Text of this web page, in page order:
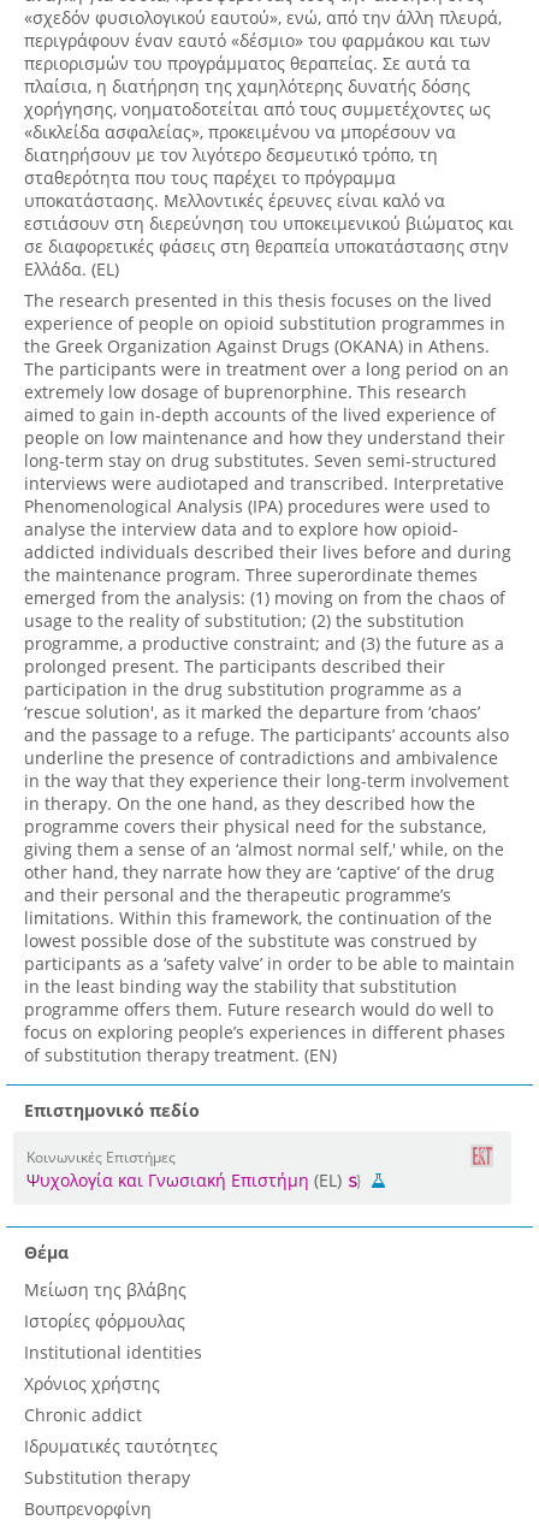
«σχεδόν φυσιολογικού εαυτού», ενώ, από την άλλη πλευρά,
περιγράφουν έναν εαυτό «δέσμιο» του φαρμάκου και των
περιορισμών του προγράμματος θεραπείας. Σε αυτά τα
πλαίσια, η διατήρηση της χαμηλότερης δυνατής δόσης
χορήγησης, νοηματοδοτείται από τους συμμετέχοντες ως
«δικλείδα ασφαλείας», προκειμένου να μπορέσουν να
διατηρήσουν με τον λιγότερο δεσμευτικό τρόπο, τη
σταθερότητα που τους παρέχει το πρόγραμμα
υποκατάστασης. Μελλοντικές έρευνες είναι καλό να
εστιάσουν στη διερεύνηση του υποκειμενικού βιώματος και
σε διαφορετικές φάσεις στη θεραπεία υποκατάστασης στην
Ελλάδα. (EL)
The research presented in this thesis focuses on the lived
experience of people on opioid substitution programmes in
the Greek Organization Against Drugs (OKANA) in Athens.
The participants were in treatment over a long period on an
extremely low dosage of buprenorphine. This research
aimed to gain in-depth accounts of the lived experience of
people on low maintenance and how they understand their
long-term stay on drug substitutes. Seven semi-structured
interviews were audiotaped and transcribed. Interpretative
Phenomenological Analysis (IPA) procedures were used to
analyse the interview data and to explore how opioid-
addicted individuals described their lives before and during
the maintenance program. Three superordinate themes
emerged from the analysis: (1) moving on from the chaos of
usage to the reality of substitution; (2) the substitution
programme, a productive constraint; and (3) the future as a
prolonged present. The participants described their
participation in the drug substitution programme as a
‘rescue solution', as it marked the departure from ‘chaos’
and the passage to a refuge. The participants’ accounts also
underline the presence of contradictions and ambivalence
in the way that they experience their long-term involvement
in therapy. On the one hand, as they described how the
programme covers their physical need for the substance,
giving them a sense of an ‘almost normal self,' while, on the
other hand, they narrate how they are ‘captive’ of the drug
and their personal and the therapeutic programme’s
limitations. Within this framework, the continuation of the
lowest possible dose of the substitute was construed by
participants as a ‘safety valve’ in order to be able to maintain
in the least binding way the stability that substitution
programme offers them. Future research would do well to
focus on exploring people’s experiences in different phases
of substitution therapy treatment. (EN)
Επιστημονικό πεδίο
Κοινωνικές Επιστήμες
Ψυχολογία και Γνωσιακή Επιστήμη (EL)
Θέμα
Μείωση της βλάβης
Ιστορίες φόρμουλας
Institutional identities
Χρόνιος χρήστης
Chronic addict
Ιδρυματικές ταυτότητες
Substitution therapy
Βουπρενορφίνη